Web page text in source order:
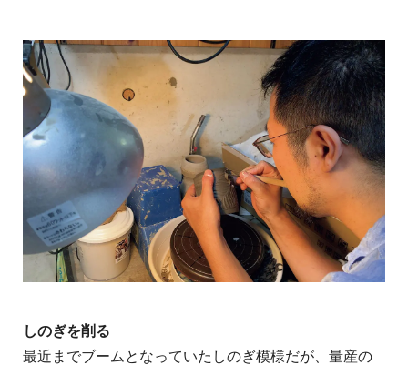
しのぎを削る
最近までブームとなっていたしのぎ模様だが、量産の